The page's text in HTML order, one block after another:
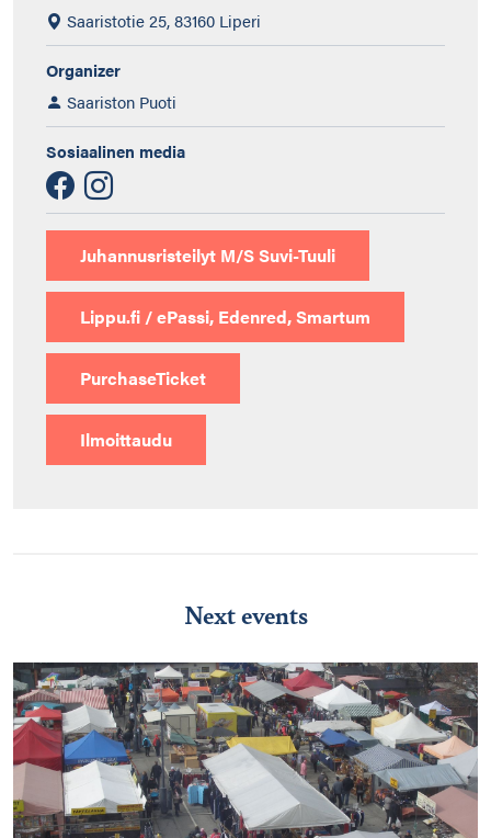
Saaristotie 25, 83160 Liperi
Organizer
Saariston Puoti
Sosiaalinen media
Juhannusristeilyt M/S Suvi-Tuuli
Lippu.fi / ePassi, Edenred, Smartum
PurchaseTicket
Ilmoittaudu
Next events